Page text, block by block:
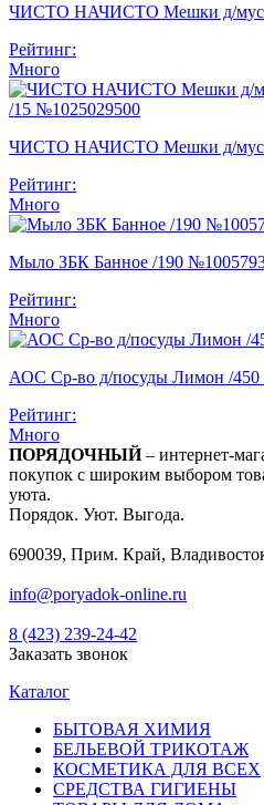
ЧИСТО НАЧИСТО Мешки д/
Рейтинг:
Много
ЧИСТО НАЧИСТО Мешки д/
Рейтинг:
Много
Мыло ЗБК Банное /190
Рейтинг:
Много
АОС Ср-во д/посуды Лимон /
Рейтинг:
Много
ПОРЯДОЧНЫЙ– интернет-
покупок с широким выбором
уюта.
Порядок. Уют. Выгода.
690039, Прим. Край,
info@poryadok-online.ru
8 (423) 239-24-42
Заказать звонок
Каталог
БЫТОВАЯ ХИМИЯ
БЕЛЬЕВОЙ ТРИКОТАЖ
КОСМЕТИКА ДЛЯ ВСЕХ
СРЕДСТВА ГИГИЕНЫ